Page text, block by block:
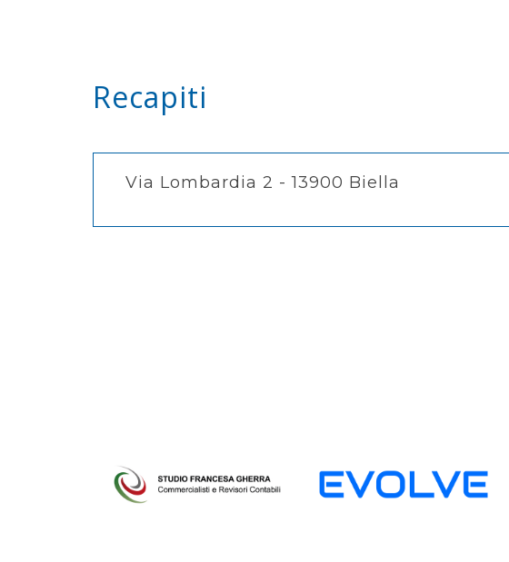
Recapiti
Via Lombardia 2 - 13900 Biella